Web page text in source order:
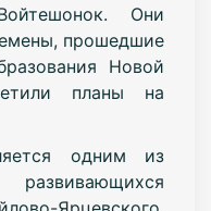
Они
прошедшие
Новой
планы на
одним из